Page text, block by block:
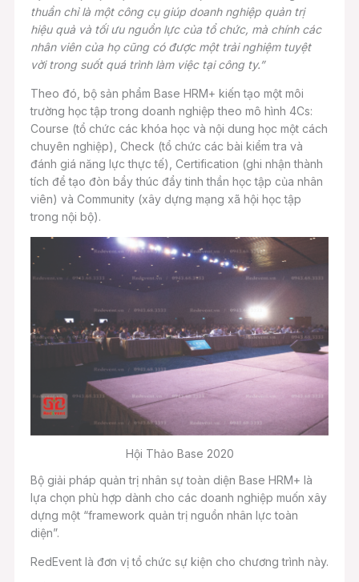
thuần chỉ là một công cụ giúp doanh nghiệp quản trị
hiệu quả và tối ưu nguồn lực của tổ chức, mà chính các
nhân viên của họ cũng có được một trải nghiệm tuyệt
vời trong suốt quá trình làm việc tại công ty.”
Theo đó, bộ sản phẩm Base HRM+ kiến tạo một môi
trường học tập trong doanh nghiệp theo mô hình 4Cs:
Course (tổ chức các khóa học và nội dung học một cách
chuyên nghiệp), Check (tổ chức các bài kiểm tra và
đánh giá năng lực thực tế), Certification (ghi nhận thành
tích để tạo đòn bẩy thúc đẩy tinh thần học tập của nhân
viên) và Community (xây dựng mạng xã hội học tập
trong nội bộ).
Hội Thảo Base 2020
Bộ giải pháp quản trị nhân sự toàn diện Base HRM+ là
lựa chọn phù hợp dành cho các doanh nghiệp muốn xây
dựng một “framework quản trị nguồn nhân lực toàn
diện”.
RedEvent là đơn vị tổ chức sự kiện cho chương trình này.